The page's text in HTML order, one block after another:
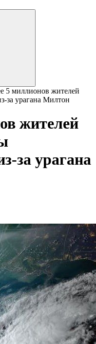
5 миллионов жителей
за урагана Милтон
жителей
за урагана